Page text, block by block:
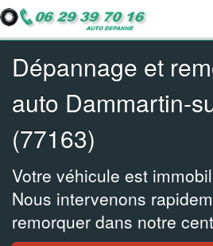
Dépannage et
auto Dammartin-
(77163)
Votre véhicule est
Nous intervenons
remorquer dans notre